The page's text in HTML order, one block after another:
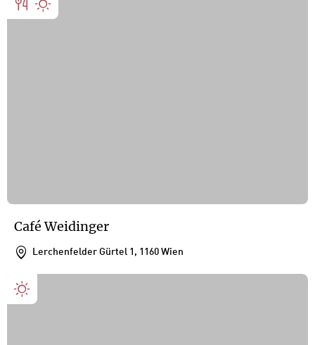
Café Weidinger
Lerchenfelder Gürtel 1, 1160 Wien